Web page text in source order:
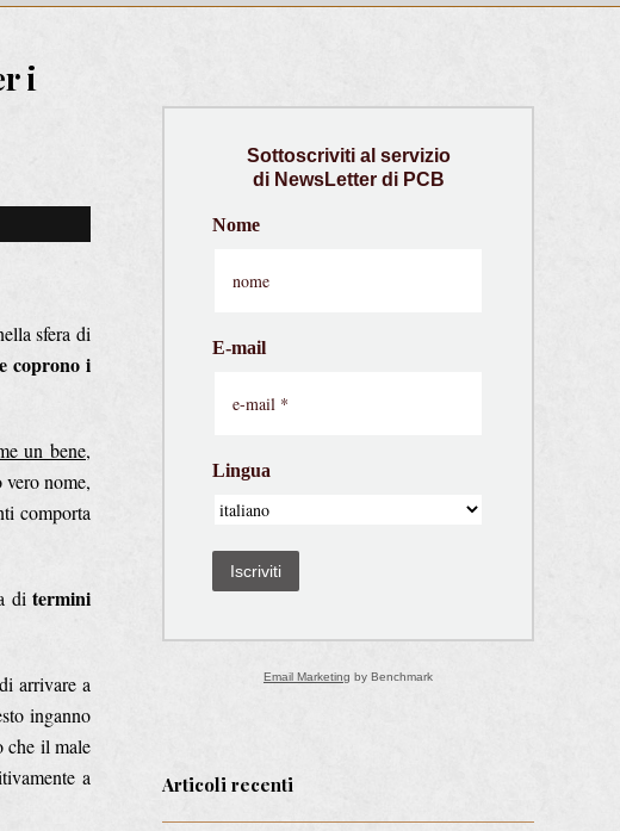
i
sfera di
coprono i
un bene,
nome,
comporta
di termini
arrivare a
inganno
che il male
a
Sottoscriviti al servizio
di NewsLetter di PCB
Nome
E-mail
Lingua
Iscriviti
Email Marketing by Benchmark
Articoli recenti